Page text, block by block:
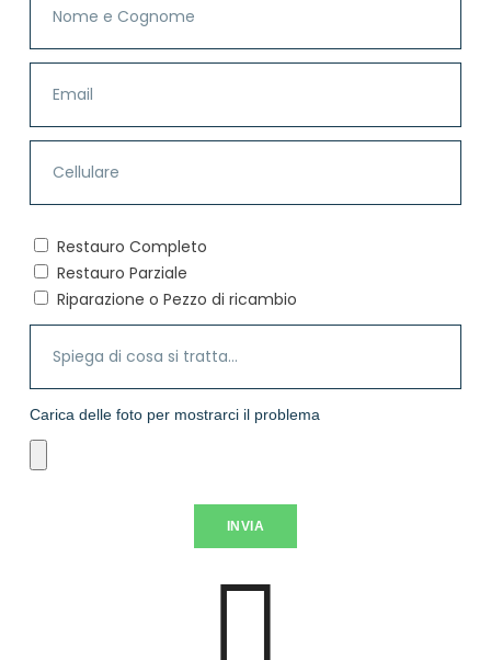
Restauro Completo
Restauro Parziale
Riparazione o Pezzo di ricambio
Carica delle foto per mostrarci il problema
INVIA